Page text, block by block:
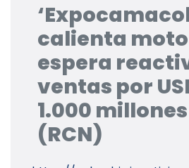
calienta
espera
ventas por
1.000 millones
(RCN)